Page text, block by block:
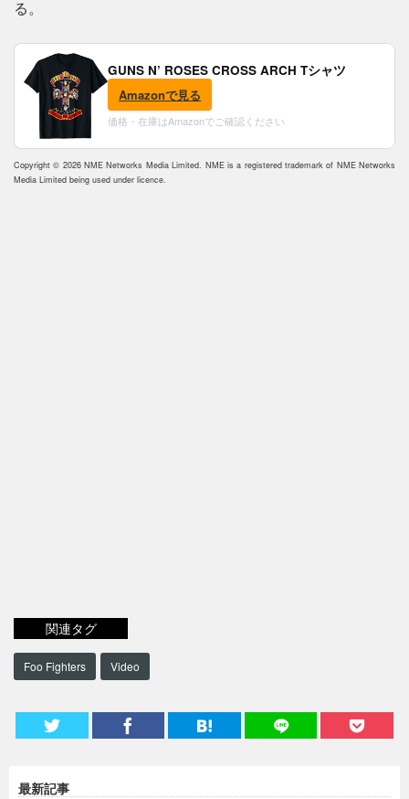
る。
GUNS N’ ROSES CROSS ARCH Tシャツ
Amazonで見る
価格・在庫はAmazonでご確認ください
Copyright © 2026 NME Networks Media Limited. NME is a registered trademark of NME Networks
Media Limited being used under licence.
関連タグ
Foo Fighters Video
最新記事